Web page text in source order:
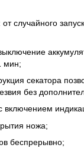
случайного
мин;
секатора
без
включением
ножа;
беспрерывно;